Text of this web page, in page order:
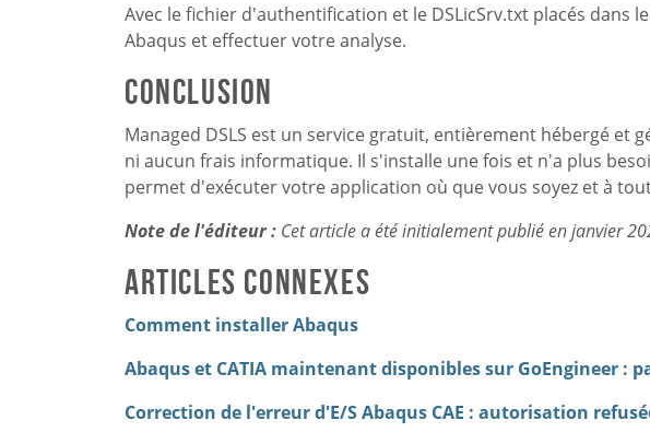
Avec le fichier d'authentification et le DSLicSrv.txt placés dans
Abaqus et effectuer votre analyse.
Conclusion
Managed DSLS est un service gratuit, entièrement hébergé et
ni aucun frais informatique. Il s'installe une fois et n'a plus
permet d'exécuter votre application où que vous soyez et à
Note de l'éditeur : Cet article a été initialement publié en janvier
Articles connexes
Comment installer Abaqus
Abaqus et CATIA maintenant disponibles sur GoEngineer :
Correction de l'erreur d'E/S Abaqus CAE : autorisation